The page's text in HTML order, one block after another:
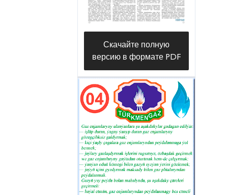
döwürde nebitgaz pudagynyň
ösdürilmegi, yzly-yzyna baýlyk
känleriniň özleşdirilmegi senagatyň bu
möhüm pudagynda ýaş hünärmenleriň
zerurlygyny ýüze çykardy. Durmuşda
çynyň bilen yhlas etseň, arzuwyň
bitmän galjak gümany ýok. Hangeldi
1981-nji ýylda şol wagtky Türkmen
politehniki institutyna gaýybana
okuwa girýär.
Скачайте полную
версию в формате PDF